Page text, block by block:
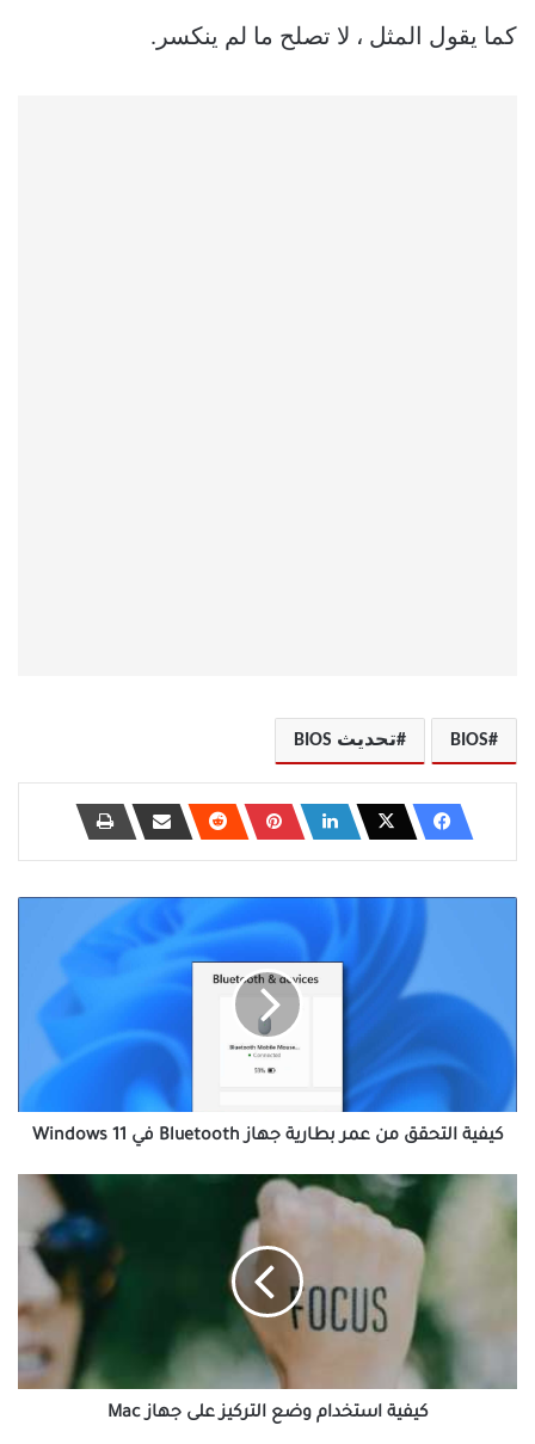
كما يقول المثل ، لا تصلح ما لم ينكسر.
BIOS تحديث BIOS
بطارية
جهاز
Windows
11كيفية التحقق من عمر بطارية جهاز Bluetooth في Windows 11
استخدام
كيفية استخدام وضع التركيز على جهاز Mac